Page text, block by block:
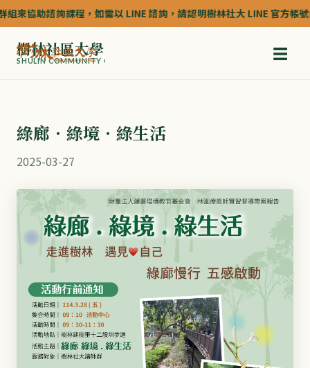
來協助諮詢課程，如需以 LINE 諮詢，請認明樹林社大 LINE 官方帳
樹林社區大學
SHULIN COMMUNITY COLLEGE ☰
綠廊．綠境．綠生活
2025-03-27